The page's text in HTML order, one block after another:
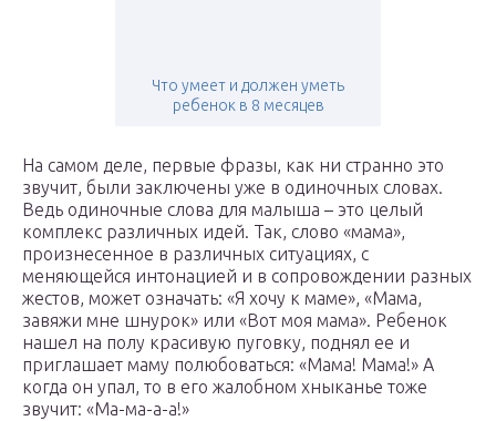
Что умеет и должен уметь
ребенок в 8 месяцев
На самом деле, первые фразы, как ни странно это
звучит, были заключены уже в одиночных словах.
Ведь одиночные слова для малыша – это целый
комплекс различных идей. Так, слово «мама»,
произнесенное в различных ситуациях, с
меняющейся интонацией и в сопровождении разных
жестов, может означать: «Я хочу к маме», «Мама,
завяжи мне шнурок» или «Вот моя мама». Ребенок
нашел на полу красивую пуговку, поднял ее и
приглашает маму полюбоваться: «Мама! Мама!» А
когда он упал, то в его жалобном хныканье тоже
звучит: «Ма-ма-а-а!»